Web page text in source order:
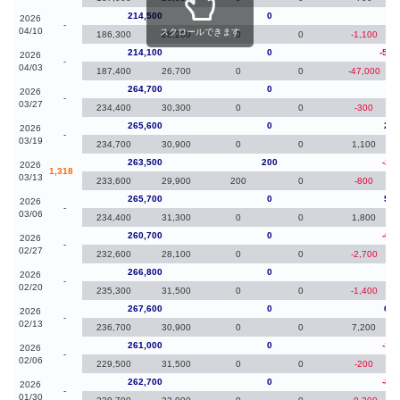
2026
04/10
-
214,500 0
186,300
28,200 0 0 -1,100
2026
04/03
-
214,100 0
-
187,400
26,700 0 0 -47,000
2026
03/27
-
264,700 0
234,400
30,300 0 0 -300
2026
03/19
-
265,600 0
234,700
30,900 0 0 1,100
2026
03/13
1,318
263,500 200
-
233,600
29,900 200 0 -800
2026
03/06
-
265,700 0
234,400
31,300 0 0 1,800
2026
02/27
-
260,700 0
-
232,600
28,100 0 0 -2,700
2026
02/20
-
266,800 0
235,300
31,500 0 0 -1,400
2026
02/13
-
267,600 0
236,700
30,900 0 0 7,200
2026
02/06
-
261,000 0
-
229,500
31,500 0 0 -200
2026
01/30
-
262,700 0
-
スクロールできます